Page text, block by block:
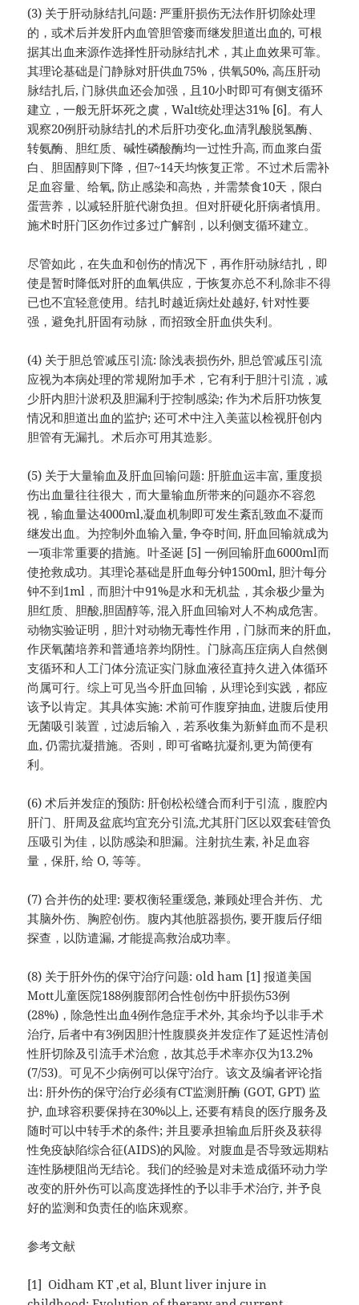
(3) 关于肝动脉结扎问题: 严重肝损伤无法作肝切除处理
的，或术后并发肝内血管胆管瘘而继发胆道出血的, 可根
据其出血来源作选择性肝动脉结扎术，其止血效果可靠。
其理论基础是门静脉对肝供血75%，供氧50%, 高压肝动
脉结扎后, 门脉供血还会加强，且10小时即可有侧支循环
建立，一般无肝坏死之虞，Walt统处理达31% [6]。有人
观察20例肝动脉结扎的术后肝功变化,血清乳酸脱氢酶、
转氨酶、胆红质、碱性磷酸酶均一过性升高, 而血浆白蛋
白、胆固醇则下降，但7~14天均恢复正常。不过术后需补
足血容量、给氧, 防止感染和高热，并需禁食10天，限白
蛋营养，以减轻肝脏代谢负担。但对肝硬化肝病者慎用。
施术时肝门区勿作过多过广解剖，以利侧支循环建立。
尽管如此，在失血和创伤的情况下，再作肝动脉结扎，即
使是暂时降低对肝的血氧供应，于恢复亦总不利,除非不得
已也不宜轻意使用。结扎时越近病灶处越好, 针对性要
强，避免扎肝固有动脉，而招致全肝血供失利。
(4) 关于胆总管减压引流: 除浅表损伤外, 胆总管减压引流
应视为本病处理的常规附加手术，它有利于胆汁引流，减
少肝内胆汁淤积及胆漏利于控制感染; 作为术后肝功恢复
情况和胆道出血的监护; 还可术中注入美蓝以检视肝创内
胆管有无漏扎。术后亦可用其造影。
(5) 关于大量输血及肝血回输问题: 肝脏血运丰富, 重度损
伤出血量往往很大，而大量输血所带来的问题亦不容忽
视，输血量达4000ml,凝血机制即可发生紊乱致血不凝而
继发出血。为控制外血输入量, 争夺时间, 肝血回输就成为
一项非常重要的措施。叶圣诞 [5] 一例回输肝血6000ml而
使抢救成功。其理论基础是肝血每分钟1500ml, 胆汁每分
钟不到1ml，而胆汁中91%是水和无机盐，其余极少量为
胆红质、胆酸,胆固醇等, 混入肝血回输对人不构成危害。
动物实验证明，胆汁对动物无毒性作用，门脉而来的肝血,
作厌氧菌培养和普通培养均阴性。门脉高压症病人自然侧
支循环和人工门体分流证实门脉血液径直持久进入体循环
尚属可行。综上可见当今肝血回输，从理论到实践，都应
该予以肯定。其具体实施: 术前可作腹穿抽血, 进腹后使用
无菌吸引装置，过滤后输入，若系收集为新鲜血而不是积
血, 仍需抗凝措施。否则，即可省略抗凝剂,更为简便有
利。
(6) 术后并发症的预防: 肝创松松缝合而利于引流，腹腔内
肝门、肝周及盆底均宜充分引流,尤其肝门区以双套硅管负
压吸引为佳，以防感染和胆漏。注射抗生素, 补足血容
量，保肝, 给 O, 等等。
(7) 合并伤的处理: 要权衡轻重缓急, 兼顾处理合并伤、尤
其脑外伤、胸腔创伤。腹内其他脏器损伤, 要开腹后仔细
探查，以防遣漏, 才能提高救治成功率。
(8) 关于肝外伤的保守治疗问题: old ham [1] 报道美国
Mott儿童医院188例腹部闭合性创伤中肝损伤53例
(28%)，除急性出血4例作急症手术外, 其余均予以非手术
治疗, 后者中有3例因胆汁性腹膜炎并发症作了延迟性清创
性肝切除及引流手术治愈，故其总手术率亦仅为13.2%
(7/53)。可见不少病例可以保守治疗。该文及编者评论指
出: 肝外伤的保守治疗必须有CT监测肝酶 (GOT, GPT) 监
护, 血球容积要保持在30%以上, 还要有精良的医疗服务及
随时可以中转手术的条件; 并且要承担输血后肝炎及获得
性免疫缺陷综合征(AIDS)的风险。对腹血是否导致远期粘
连性肠梗阻尚无结论。我们的经验是对未造成循环动力学
改变的肝外伤可以高度选择性的予以非手术治疗, 并予良
好的监测和负责任的临床观察。
参考文献
[1] Oidham KT ,et al, Blunt liver injure in